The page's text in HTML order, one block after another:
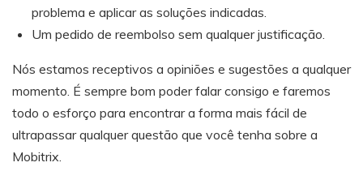
problema e aplicar as soluções indicadas.
Um pedido de reembolso sem qualquer justificação.
Nós estamos receptivos a opiniões e sugestões a qualquer
momento. É sempre bom poder falar consigo e faremos
todo o esforço para encontrar a forma mais fácil de
ultrapassar qualquer questão que você tenha sobre a
Mobitrix.